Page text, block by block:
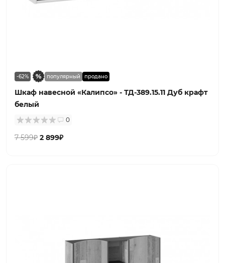
-62% популярный продано
Шкаф навесной «Калипсо» - ТД-389.15.11 Дуб крафт
белый
0
7 599₽ 2 899₽